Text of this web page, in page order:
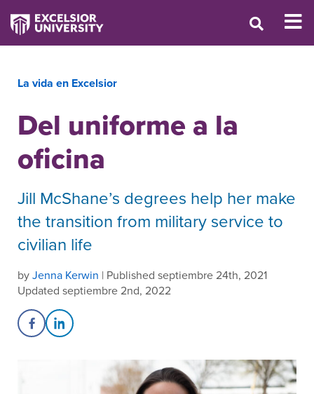
La vida en Excelsior
Del uniforme a la
oficina
Jill McShane’s degrees help her make
the transition from military service to
civilian life
byJenna Kerwin | Published septiembre 24th, 2021
Updated septiembre 2nd, 2022
Share on Facebook
Share on LinkedIn